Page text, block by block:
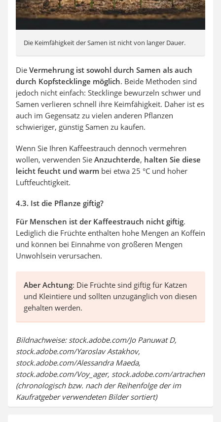
Die Keimfähigkeit der Samen ist nicht von langer Dauer.
Die Vermehrung ist sowohl durch Samen als auch
durch Kopfstecklinge möglich. Beide Methoden sind
jedoch nicht einfach: Stecklinge bewurzeln schwer und
Samen verlieren schnell ihre Keimfähigkeit. Daher ist es
auch im Gegensatz zu vielen anderen Pflanzen
schwieriger, günstig Samen zu kaufen.
Wenn Sie Ihren Kaffeestrauch dennoch vermehren
wollen, verwenden Sie Anzuchterde, halten Sie diese
leicht feucht und warm bei etwa 25 °C und hoher
Luftfeuchtigkeit.
4.3. Ist die Pflanze giftig?
Für Menschen ist der Kaffeestrauch nicht giftig.
Lediglich die Früchte enthalten hohe Mengen an Koffein
und können bei Einnahme von größeren Mengen
Unwohlsein verursachen.
Aber Achtung: Die Früchte sind giftig für Katzen
und Kleintiere und sollten unzugänglich von diesen
gehalten werden.
Bildnachweise: stock.adobe.com/Jo Panuwat D,
stock.adobe.com/Yaroslav Astakhov,
stock.adobe.com/Alessandra Maeda,
stock.adobe.com/Voy_ager, stock.adobe.com/artrachen
(chronologisch bzw. nach der Reihenfolge der im
Kaufratgeber verwendeten Bilder sortiert)